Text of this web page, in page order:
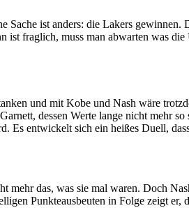
ist anders: die Lakers gewinnen.
fraglich, muss man abwarten was
und mit Kobe und Nash wäre
dessen Werte lange nicht mehr
Es entwickelt sich ein heißes Duell,
mehr das, was sie mal waren. Doch
Punkteausbeuten in Folge zeigt er,